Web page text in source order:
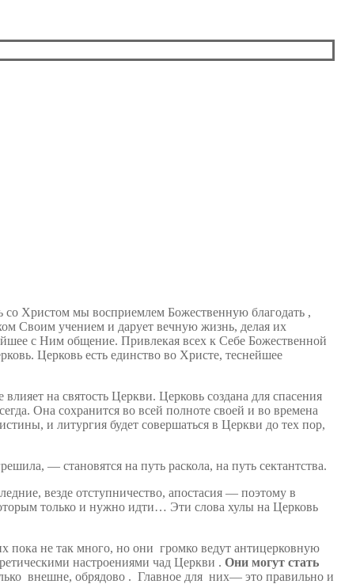
со Христом мы восприемлем Божественную благодать ,
Своим учением и дарует вечную жизнь, делая их
с Ним общение. Привлекая всех к Себе Божественной
Церковь есть единство во Христе, теснейшее
на святость Церкви. Церковь создана для спасения
Она сохранится во всей полноте своей и во времена
и литургия будет совершаться в Церкви до тех пор,
— становятся на путь раскола, на путь сектантства.
везде отступничество, апостасия — поэтому в
только и нужно идти… Эти слова хулы на Церковь
пока не так много, но они громко ведут антицерковную
настроениями чад Церкви . Они могут стать
внешне, обрядово . Главное для них— это правильно и